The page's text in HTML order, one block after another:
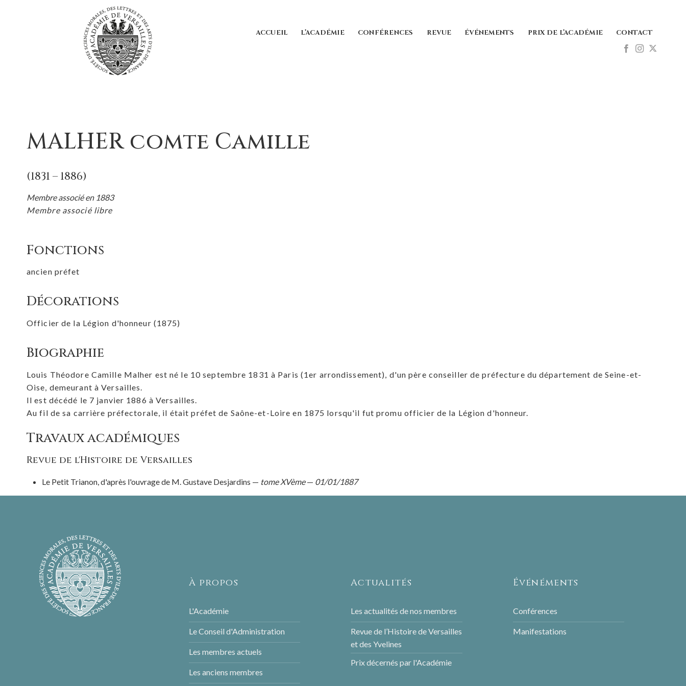
ACCUEIL L’ACADÉMIE CONFÉRENCES REVUE ÉVÉNEMENTS PRIX DE L’ACADÉMIE CONTACT
MALHER comte Camille
(1831 – 1886)
Membre associé en 1883
Membre associé libre
Fonctions
ancien préfet
Décorations
Officier de la Légion d'honneur (1875)
Biographie
Louis Théodore Camille Malher est né le 10 septembre 1831 à Paris (1er arrondissement), d'un père conseiller de préfecture du département de Seine-et-
Oise, demeurant à Versailles.
Il est décédé le 7 janvier 1886 à Versailles.
Au fil de sa carrière préfectorale, il était préfet de Saône-et-Loire en 1875 lorsqu'il fut promu officier de la Légion d'honneur.
Travaux académiques
Revue de l'Histoire de Versailles
Le Petit Trianon, d'après l'ouvrage de M. Gustave Desjardins — tome XVème— 01/01/1887
À propos
L'Académie
Le Conseil d'Administration
Les membres actuels
Les anciens membres
Actualités
Les actualités de nos membres
Revue de l’Histoire de Versailles
et des Yvelines
Prix décernés par l'Académie
Événéments
Conférences
Manifestations